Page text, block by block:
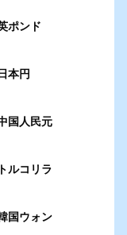
ポンド
本円
国人民元
ルコリラ
国ウォン